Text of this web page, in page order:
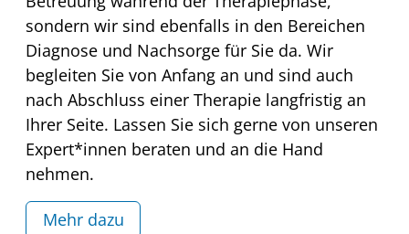
sondern wir sind ebenfalls in den Bereichen
Diagnose und Nachsorge für Sie da. Wir
begleiten Sie von Anfang an und sind auch
nach Abschluss einer Therapie langfristig an
Ihrer Seite. Lassen Sie sich gerne von unseren
Expert*innen beraten und an die Hand
nehmen.
Mehr dazu